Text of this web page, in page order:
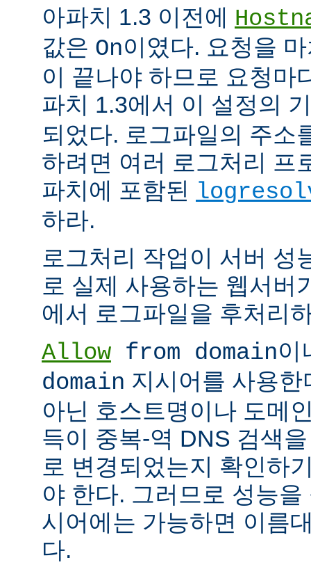
아파치 1.3 이전에
값은 On이였다. 요청을
이 끝나야 하므로 요청마
파치 1.3에서 이 설정의
되었다. 로그파일의 주소
하려면 여러 로그처리 프
파치에 포함된
하라.
로그처리 작업이 서버 성
로 실제 사용하는 웹서버
에서 로그파일을 후처리
Allow from domain이
domain 지시어를 사용
아닌 호스트명이나 도메
득이 중복-역 DNS 검색
로 변경되었는지 확인하
야 한다. 그러므로 성능
시어에는 가능하면 이름
다.